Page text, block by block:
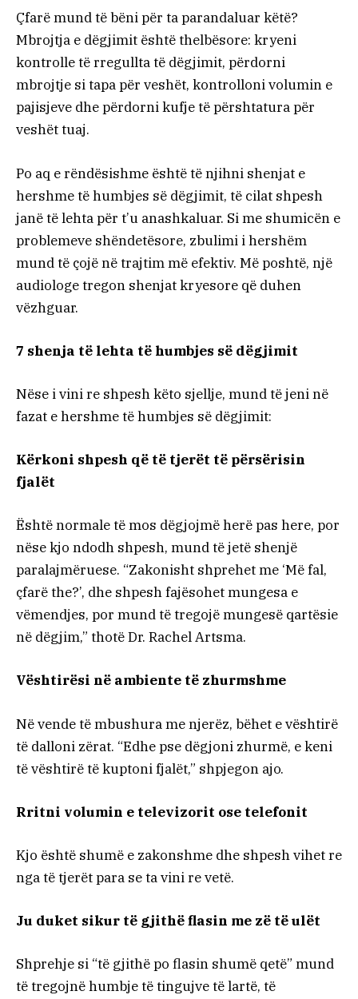
Çfarë mund të bëni për ta parandaluar këtë?
Mbrojtja e dëgjimit është thelbësore: kryeni
kontrolle të rregullta të dëgjimit, përdorni
mbrojtje si tapa për veshët, kontrolloni volumin e
pajisjeve dhe përdorni kufje të përshtatura për
veshët tuaj.
Po aq e rëndësishme është të njihni shenjat e
hershme të humbjes së dëgjimit, të cilat shpesh
janë të lehta për t’u anashkaluar. Si me shumicën e
problemeve shëndetësore, zbulimi i hershëm
mund të çojë në trajtim më efektiv. Më poshtë, një
audiologe tregon shenjat kryesore që duhen
vëzhguar.
7 shenja të lehta të humbjes së dëgjimit
Nëse i vini re shpesh këto sjellje, mund të jeni në
fazat e hershme të humbjes së dëgjimit:
Kërkoni shpesh që të tjerët të përsërisin
fjalët
Është normale të mos dëgjojmë herë pas here, por
nëse kjo ndodh shpesh, mund të jetë shenjë
paralajmëruese. “Zakonisht shprehet me ‘Më fal,
çfarë the?’, dhe shpesh fajësohet mungesa e
vëmendjes, por mund të tregojë mungesë qartësie
në dëgjim,” thotë Dr. Rachel Artsma.
Vështirësi në ambiente të zhurmshme
Në vende të mbushura me njerëz, bëhet e vështirë
të dalloni zërat. “Edhe pse dëgjoni zhurmë, e keni
të vështirë të kuptoni fjalët,” shpjegon ajo.
Rritni volumin e televizorit ose telefonit
Kjo është shumë e zakonshme dhe shpesh vihet re
nga të tjerët para se ta vini re vetë.
Ju duket sikur të gjithë flasin me zë të ulët
Shprehje si “të gjithë po flasin shumë qetë” mund
të tregojnë humbje të tingujve të lartë, të